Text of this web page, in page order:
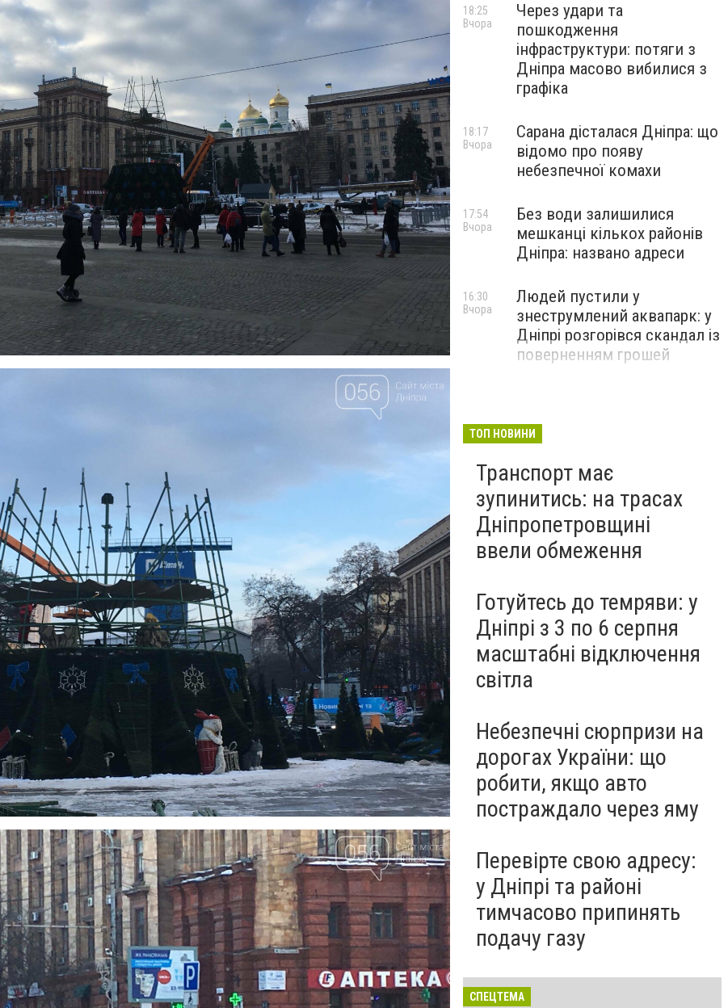
Через удари та
пошкодження
інфраструктури: потяги з
Дніпра масово вибилися з
графіка
18:25
Вчора
Сарана дісталася Дніпра: що
відомо про появу
небезпечної комахи
18:17
Вчора
Без води залишилися
мешканці кількох районів
Дніпра: названо адреси
17:54
Вчора
Людей пустили у
знеструмлений аквапарк: у
Дніпрі розгорівся скандал із
поверненням грошей
16:30
Вчора
ТОП НОВИНИ
Транспорт має
зупинитись: на трасах
Дніпропетровщині
ввели обмеження
Готуйтесь до темряви: у
Дніпрі з 3 по 6 серпня
масштабні відключення
світла
Небезпечні сюрпризи на
дорогах України: що
робити, якщо авто
постраждало через яму
Перевірте свою адресу:
у Дніпрі та районі
тимчасово припинять
подачу газу
СПЕЦТЕМА